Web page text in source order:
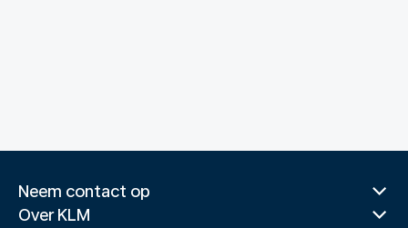
Neem contact op
Over KLM